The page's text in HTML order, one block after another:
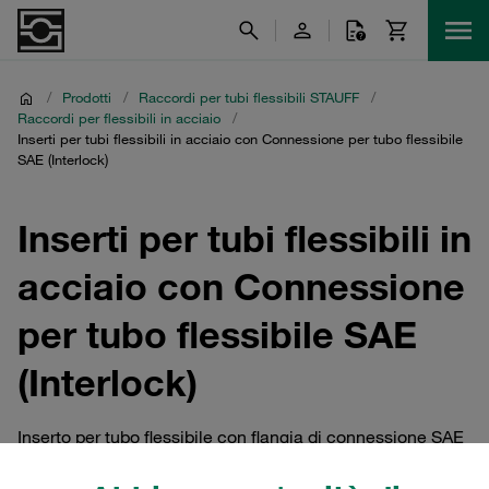
/ Prodotti / Raccordi per tubi flessibili STAUFF
/
Raccordi per flessibili in acciaio
/
Inserti per tubi flessibili in acciaio con Connessione per tubo flessibile
SAE (Interlock)
Inserti per tubi flessibili in
acciaio con Connessione
per tubo flessibile SAE
(Interlock)
Inserto per tubo flessibile con flangia di connessione SAE